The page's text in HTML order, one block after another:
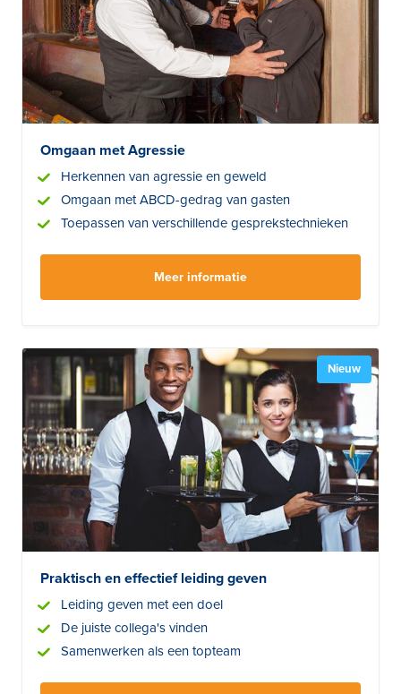
Omgaan met Agressie
Herkennen van agressie en geweld
Omgaan met ABCD-gedrag van gasten
Toepassen van verschillende gesprekstechnieken
Meer informatie
Praktisch en effectief leiding geven
Leiding geven met een doel
De juiste collega's vinden
Samenwerken als een topteam
Nieuw